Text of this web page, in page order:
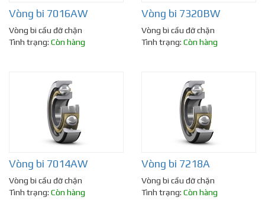
Vòng bi 7016AW
Vòng bi cầu đỡ chặn
Tình trạng: Còn hàng
Vòng bi 7320BW
Vòng bi cầu đỡ chặn
Tình trạng: Còn hàng
Vòng bi 7014AW
Vòng bi cầu đỡ chặn
Tình trạng: Còn hàng
Vòng bi 7218A
Vòng bi cầu đỡ chặn
Tình trạng: Còn hàng